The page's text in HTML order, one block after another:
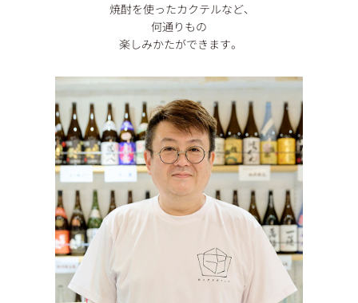
焼酎を使ったカクテルなど、
何通りもの
楽しみかたができます。